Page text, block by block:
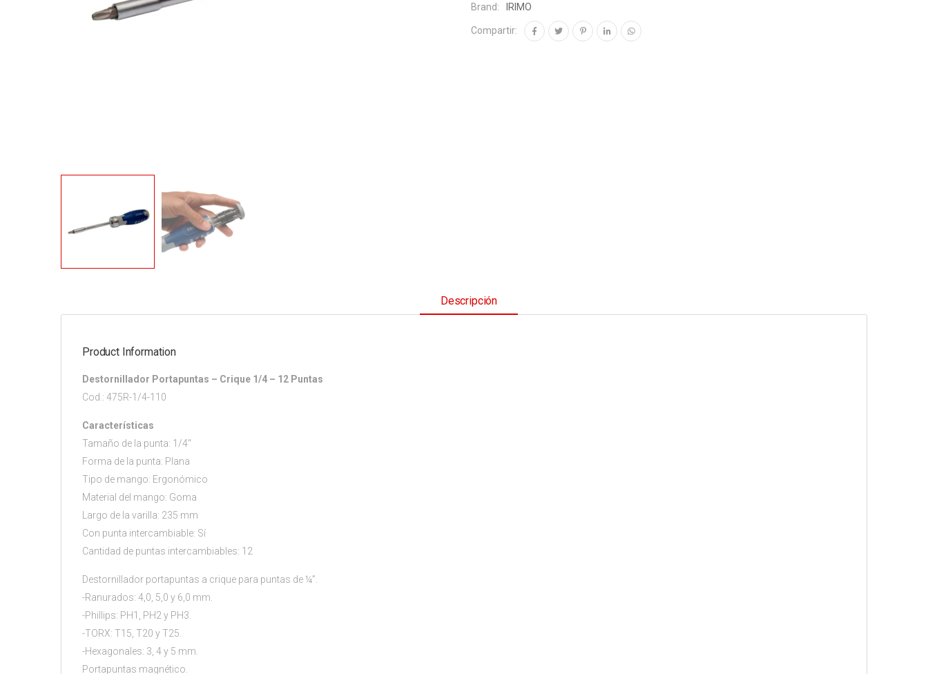
Brand:
IRIMO
Compartir:
Descripción
Product Information
Destornillador Portapuntas – Crique 1/4 – 12 Puntas
Cod.: 475R-1/4-110
Características
Tamaño de la punta: 1/4″
Forma de la punta: Plana
Tipo de mango: Ergonómico
Material del mango: Goma
Largo de la varilla: 235 mm
Con punta intercambiable: Sí
Cantidad de puntas intercambiables: 12
Destornillador portapuntas a crique para puntas de ¼”.
-Ranurados: 4,0, 5,0 y 6,0 mm.
-Phillips: PH1, PH2 y PH3.
-TORX: T15, T20 y T25.
-Hexagonales: 3, 4 y 5 mm.
Portapuntas magnético.